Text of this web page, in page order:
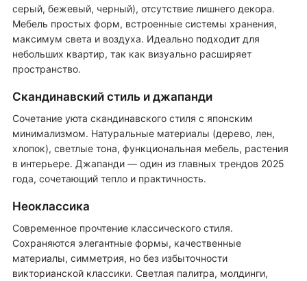
серый, бежевый, черный), отсутствие лишнего декора.
Мебель простых форм, встроенные системы хранения,
максимум света и воздуха. Идеально подходит для
небольших квартир, так как визуально расширяет
пространство.
Скандинавский стиль и джапанди
Сочетание уюта скандинавского стиля с японским
минимализмом. Натуральные материалы (дерево, лен,
хлопок), светлые тона, функциональная мебель, растения
в интерьере. Джапанди — один из главных трендов 2025
года, сочетающий тепло и практичность.
Неоклассика
Современное прочтение классического стиля.
Сохраняются элегантные формы, качественные
материалы, симметрия, но без избыточности
викторианской классики. Светлая палитра, молдинги,